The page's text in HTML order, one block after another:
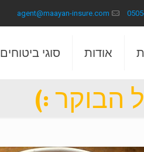
agent@maayan-insure.com
אודות סוגי ביטוחים
הבוקר :)